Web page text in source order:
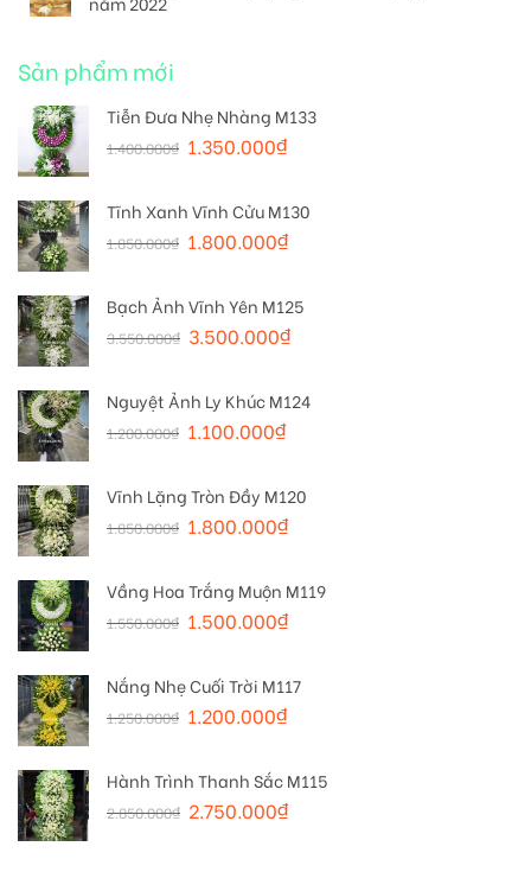
Sản phẩm mới
Tiễn Đưa Nhẹ Nhàng M133
1.400.000₫ 1.350.000₫
Tĩnh Xanh Vĩnh Cửu M130
1.850.000₫ 1.800.000₫
Bạch Ảnh Vĩnh Yên M125
3.550.000₫ 3.500.000₫
Nguyệt Ảnh Ly Khúc M124
1.200.000₫ 1.100.000₫
Vĩnh Lặng Tròn Đầy M120
1.850.000₫ 1.800.000₫
Vầng Hoa Trắng Muộn M119
1.550.000₫ 1.500.000₫
Nắng Nhẹ Cuối Trời M117
1.250.000₫ 1.200.000₫
Hành Trình Thanh Sắc M115
2.850.000₫ 2.750.000₫